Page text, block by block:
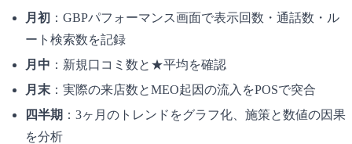
月初 ：GBPパフォーマンス画面で表示回数・通話数・ル
ート検索数を記録
月中 ：新規口コミ数と★平均を確認
月末 ：実際の来店数とMEO起因の流入をPOSで突合
四半期 ：3ヶ月のトレンドをグラフ化、施策と数値の因果
を分析